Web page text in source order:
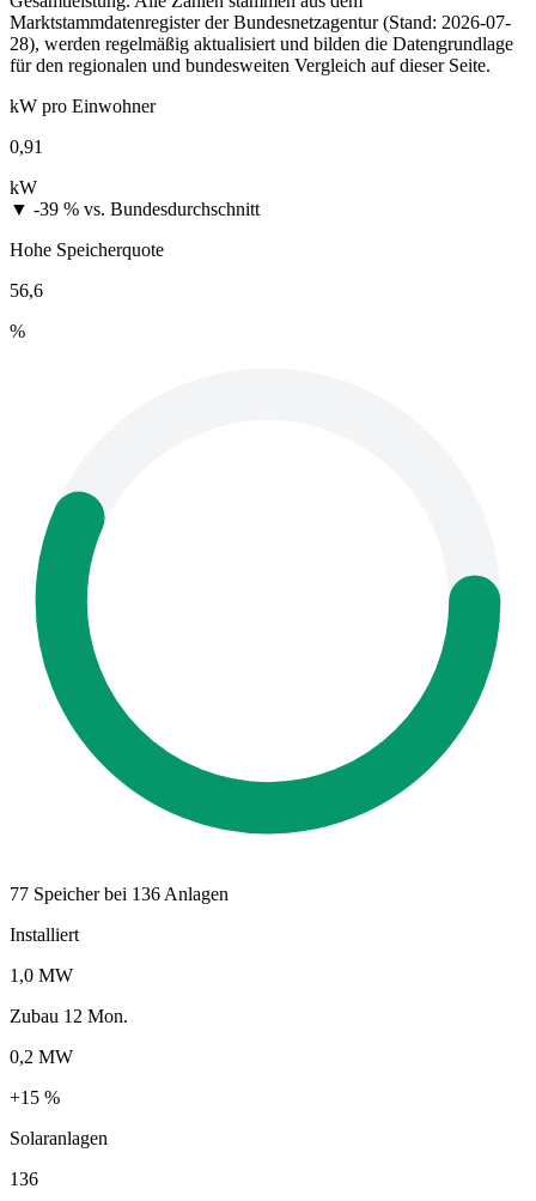
Marktstammdatenregister der Bundesnetzagentur (Stand: 2026-07-
28), werden regelmäßig aktualisiert und bilden die Datengrundlage
für den regionalen und bundesweiten Vergleich auf dieser Seite.
kW pro Einwohner
0,91
kW
▼ -39 % vs. Bundesdurchschnitt
Hohe Speicherquote
56,6
%
77 Speicher bei 136 Anlagen
Installiert
1,0 MW
Zubau 12 Mon.
0,2 MW
+15 %
Solaranlagen
136